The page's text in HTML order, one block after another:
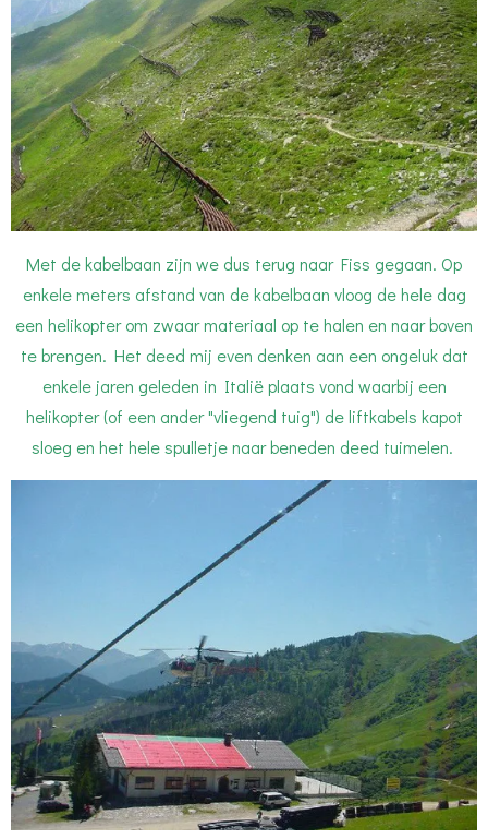
Met de kabelbaan zijn we dus terug naar Fiss gegaan. Op
enkele meters afstand van de kabelbaan vloog de hele dag
een helikopter om zwaar materiaal op te halen en naar boven
te brengen. Het deed mij even denken aan een ongeluk dat
enkele jaren geleden in Italië plaats vond waarbij een
helikopter (of een ander "vliegend tuig") de liftkabels kapot
sloeg en het hele spulletje naar beneden deed tuimelen.